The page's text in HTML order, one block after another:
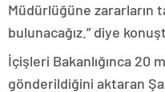
Müdürlüğüne zararların
bulunacağız.” diye
İçişleri Bakanlığınca 20
gönderildiğini aktaran